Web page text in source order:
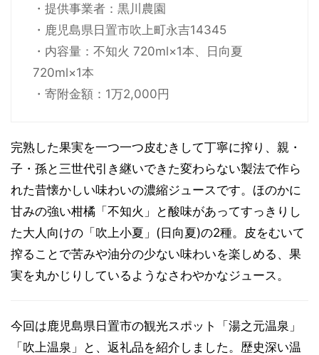
・提供事業者：黒川農園
・鹿児島県日置市吹上町永吉14345
・内容量：不知火 720ml×1本、日向夏
720ml×1本
・寄附金額：1万2,000円
完熟した果実を一つ一つ皮むきして丁寧に搾り、親・
子・孫と三世代引き継いできた変わらない製法で作ら
れた昔懐かしい味わいの濃縮ジュースです。ほのかに
甘みの強い柑橘「不知火」と酸味があってすっきりし
た大人向けの「吹上小夏」(日向夏)の2種。皮をむいて
搾ることで苦みや油分の少ない味わいを楽しめる、果
実を丸かじりしているようなさわやかなジュース。
今回は鹿児島県日置市の観光スポット「湯之元温泉」
「吹上温泉」と、返礼品を紹介しました。歴史深い温